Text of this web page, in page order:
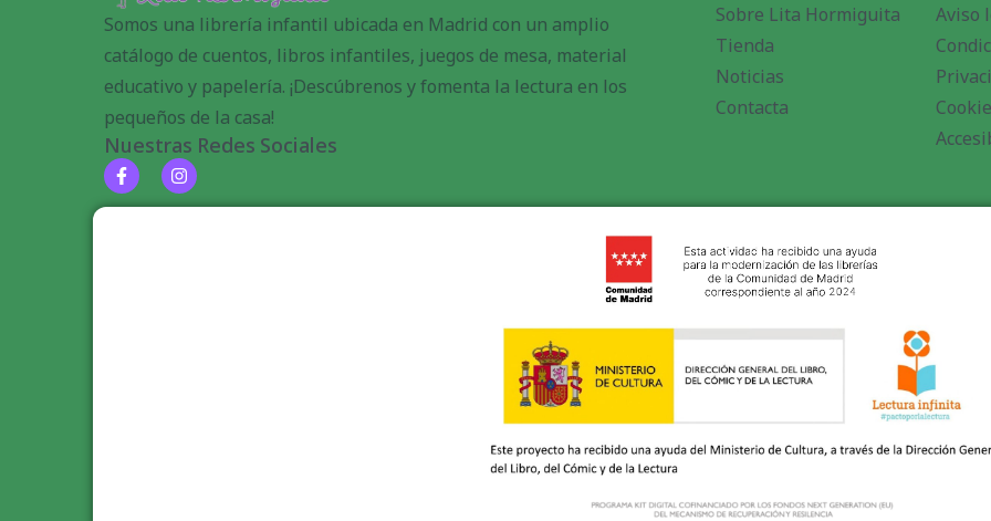
Somos una librería infantil ubicada en Madrid con un amplio
catálogo de cuentos, libros infantiles, juegos de mesa, material
educativo y papelería. ¡Descúbrenos y fomenta la lectura en los
pequeños de la casa!
Nuestras Redes Sociales
Sobre Lita Hormiguita
Tienda
Noticias
Contacta
Aviso